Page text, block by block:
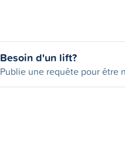
Besoin d'un lift?
Publie une requête pour être